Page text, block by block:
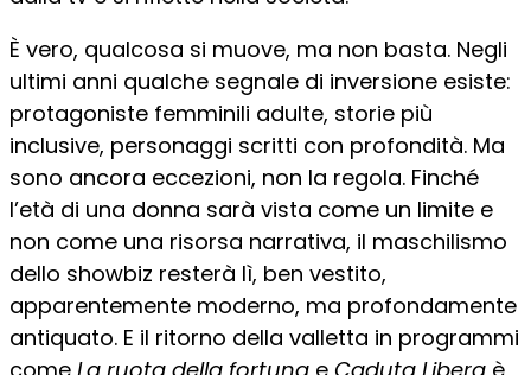
È vero, qualcosa si muove, ma non basta. Negli
ultimi anni qualche segnale di inversione esiste:
protagoniste femminili adulte, storie più
inclusive, personaggi scritti con profondità. Ma
sono ancora eccezioni, non la regola. Finché
l’età di una donna sarà vista come un limite e
non come una risorsa narrativa, il maschilismo
dello showbiz resterà lì, ben vestito,
apparentemente moderno, ma profondamente
antiquato. E il ritorno della valletta in programmi